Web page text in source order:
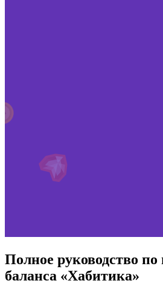
Полное руководство
баланса «Хабитика»